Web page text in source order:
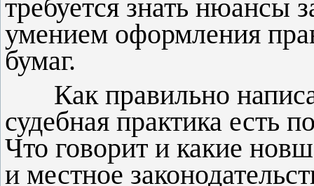
требуется знать нюансы
умением оформления
бумаг.
Как правильно
судебная практика есть
Что говорит и какие
и местное